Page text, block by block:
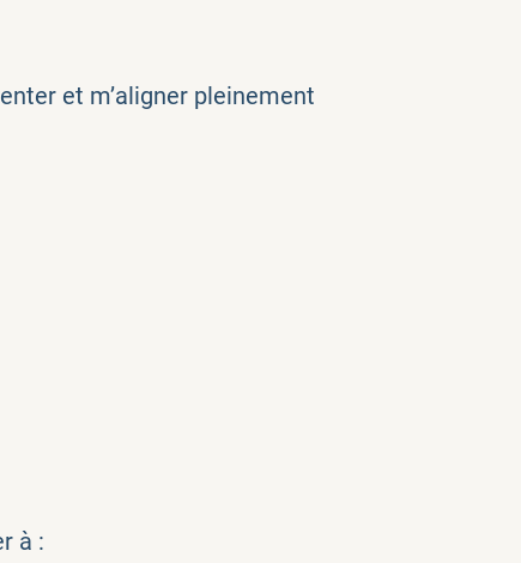
et m’aligner pleinement
à :